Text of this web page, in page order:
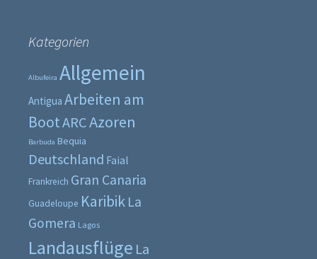
Kategorien
Albufeira Allgemein
Antigua Arbeiten am
BootARCAzoren
Barbuda Bequia
Deutschland Faial
Frankreich Gran Canaria
Guadeloupe Karibik La
Gomera Lagos
Landausflüge La